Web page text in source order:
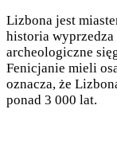
Lizbona jest
historia
archeologiczne
Fenicjanie mieli
oznacza, że
ponad 3 000 lat.